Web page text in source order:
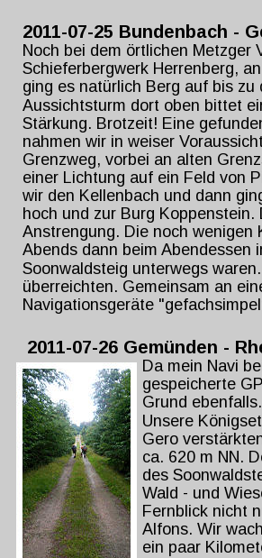
2011-07-25 Bundenbach -
Noch bei dem örtlichen
Schieferbergwerk Herrenberg,
ging es natürlich Berg auf bis
Aussichtsturm dort oben bittet
Stärkung. Brotzeit! Eine
nahmen wir in weiser
Grenzweg, vorbei an alten
einer Lichtung auf ein Feld von
wir den Kellenbach und dann
hoch und zur Burg
Anstrengung. Die noch
Abends dann beim
Soonwaldsteig unterwegs
überreichten. Gemeinsam an
Navigationsgeräte
2011-07-26 Gemünden -
Da mein Navi
gespeicherte
Grund
Unsere
Gero
ca. 620 m NN.
des
Wald - und
Fernblick nicht
Alfons. Wir
ein paar